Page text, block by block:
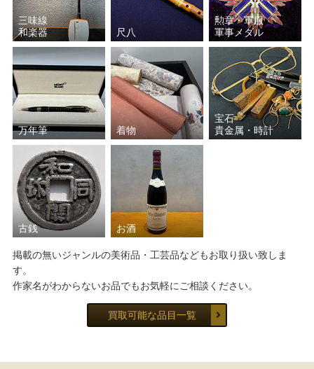
三味線
和楽器
尺八
勲章・軍服
軍事メダル
万年筆 着物
宝石
貴金属・時計
古銭 お酒
掲載の無いジャンルの美術品・工芸品などもお取り扱い致しま
す。
作家名がわからないお品でもお気軽にご相談ください。
買取可能な品目一覧